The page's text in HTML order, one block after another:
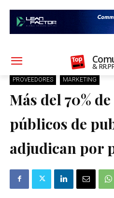
&
PROVEEDORES MARKETING
Más del 70%
públicos de
adjudican por